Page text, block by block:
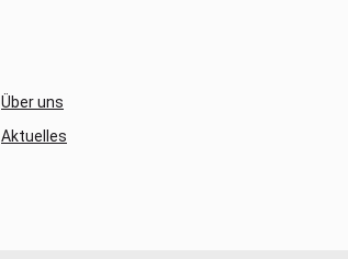
Über uns
Aktuelles